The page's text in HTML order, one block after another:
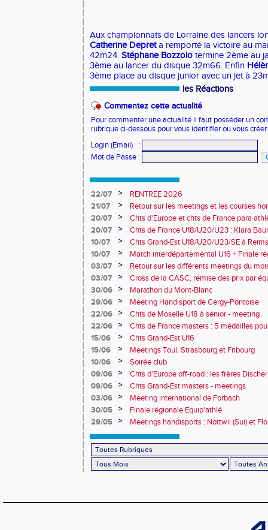
Aux championnats de Lorraine des lancers
Catherine Depreta remporté la victoire au
42m24. Stéphane Bozzolo termine 2ème au
3ème au lancer du disque 32m66. Enfin
3ème place au disque junior avec un jet à
les Réactions
Commentez cette actualité
Pour commenter une actualité il faut posséder un
rubrique ci-dessous pour vous identifier ou vous
Login (Email)
:
Mot de Passe :
22/07 >
RENTREE 2026
21/07
>
Retour sur les meetings et les courses
20/07
>
Chts d'Europe et chts de France para
champion d'Europe et multiples
20/07 >
Chts de France U18/U20/U23 : Klara
10e
10/07 >
Chts Grand-Est U18/U20/U23/SE à
10/07
>
Match interdépartemental U16 + Finale
Obernai
03/07 >
Retour sur les différents meetings du
03/07
>
Cross de la CASC, remise des prix par
collèges
30/06 >
Marathon du Mont-Blanc
29/06
>
Meeting Handisport de Cergy-Pontoise
22/06
>
Chts de Moselle U18 à sénior - meeting
22/06
>
Chts de France masters : 5 médailles
15/06
>
Chts Grand-Est U16
15/06
>
Meetings Toul, Strasbourg et Fribourg
10/06
>
Soirée club
09/06
>
Chts d'Europe off-road : les frères
09/06
>
Chts Grand-Est masters - meetings
03/06
>
Meeting international de Forbach
30/05
>
Finale régionale Equip'athlé
29/05
> Meetings handisports : Nottwil (Sui) et